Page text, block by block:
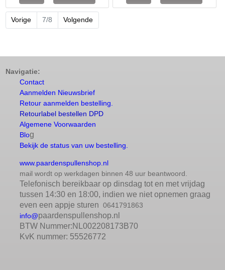
Vorige 7/8 Volgende
Navigatie:
Contact
Aanmelden Nieuwsbrief
Retour aanmelden bestelling.
Retourlabel bestellen DPD
Algemene Voorwaarden
Blog
Bekijk de status van uw bestelling.
www.paardenspullenshop.nl
mail wordt op werkdagen binnen 48 uur beantwoord.
Telefonisch bereikbaar op dinsdag tot en met vrijdag
tussen 14:30 en 18:00, indien we niet opnemen graag
even een appje sturen 0641791863
info@paardenspullenshop.nl
BTW Nummer:NL002208173B70
KvK nummer: 55526772